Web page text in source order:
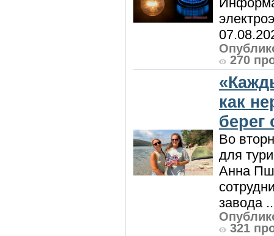
270
как
берег
Во
для
Анна
завода
321